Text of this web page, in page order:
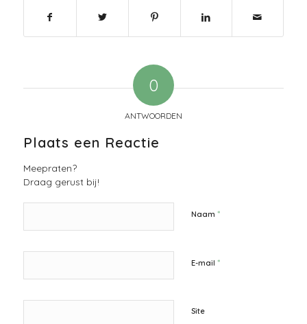
0
ANTWOORDEN
Plaats een Reactie
Meepraten?
Draag gerust bij!
Naam *
E-mail *
Site